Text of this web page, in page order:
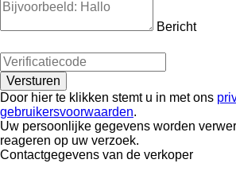
Bericht
Door hier te klikken stemt u in met ons
gebruikersvoorwaarden.
Uw persoonlijke gegevens worden
reageren op uw verzoek.
Contactgegevens van de verkoper